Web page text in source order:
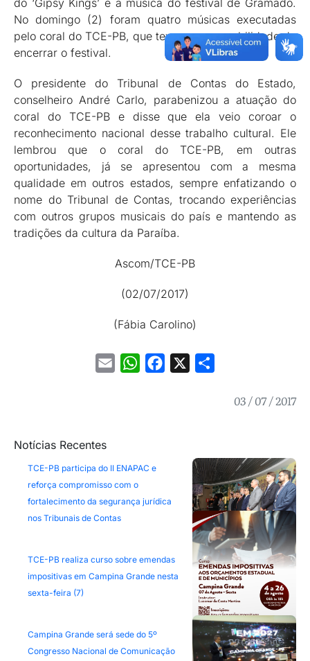
do ‘Gipsy Kings’ e a música do festival de Gramado.
No domingo (2) foram quatro músicas executadas
pelo coral do TCE-PB, que teve a responsabilidade de
encerrar o festival.
O presidente do Tribunal de Contas do Estado,
conselheiro André Carlo, parabenizou a atuação do
coral do TCE-PB e disse que ela veio coroar o
reconhecimento nacional desse trabalho cultural. Ele
lembrou que o coral do TCE-PB, em outras
oportunidades, já se apresentou com a mesma
qualidade em outros estados, sempre enfatizando o
nome do Tribunal de Contas, trocando experiências
com outros grupos musicais do país e mantendo as
tradições da cultura da Paraíba.
Ascom/TCE-PB
(02/07/2017)
(Fábia Carolino)
Email WhatsAppFacebook
03 / 07 / 2017
Notícias Recentes
TCE-PB participa do II ENAPAC e
reforça compromisso com o
fortalecimento da segurança jurídica
nos Tribunais de Contas
TCE-PB realiza curso sobre emendas
impositivas em Campina Grande nesta
sexta-feira (7)
Campina Grande será sede do 5º
Congresso Nacional de Comunicação